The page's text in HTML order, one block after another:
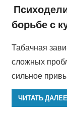
борьбе с
Табачная
сложных
сильное
ЧИТАТЬ ДАЛЕЕ